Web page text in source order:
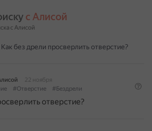
с Алисой
с Алисой
Как без дрели просверлить отверстие?
22 ноября
#Отверстие #Бездрели
отверстие?